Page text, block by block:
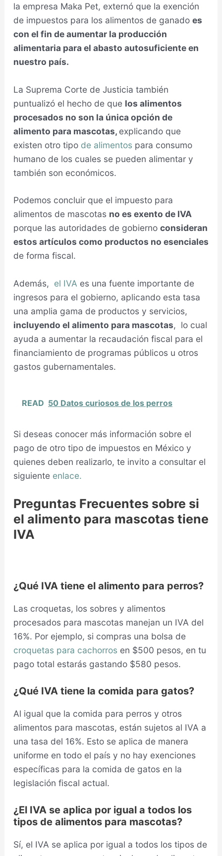
la empresa Maka Pet, externó que la exención
de impuestos para los alimentos de ganado es
con el fin de aumentar la producción
alimentaria para el abasto autosuficiente en
nuestro país.
La Suprema Corte de Justicia también
puntualizó el hecho de que los alimentos
procesados no son la única opción de
alimento para mascotas, explicando que
existen otro tipo de alimentos para consumo
humano de los cuales se pueden alimentar y
también son económicos.
Podemos concluir que el impuesto para
alimentos de mascotas no es exento de IVA
porque las autoridades de gobierno consideran
estos artículos como productos no esenciales
de forma fiscal.
Además, el IVA es una fuente importante de
ingresos para el gobierno, aplicando esta tasa
una amplia gama de productos y servicios,
incluyendo el alimento para mascotas, lo cual
ayuda a aumentar la recaudación fiscal para el
financiamiento de programas públicos u otros
gastos gubernamentales.
READ 50 Datos curiosos de los perros
Si deseas conocer más información sobre el
pago de otro tipo de impuestos en México y
quienes deben realizarlo, te invito a consultar el
siguienteenlace.
Preguntas Frecuentes sobre si
el alimento para mascotas tiene
IVA
¿Qué IVA tiene el alimento para perros?
Las croquetas, los sobres y alimentos
procesados para mascotas manejan un IVA del
16%. Por ejemplo, si compras una bolsa de
croquetas para cachorros en $500 pesos, en tu
pago total estarás gastando $580 pesos.
¿Qué IVA tiene la comida para gatos?
Al igual que la comida para perros y otros
alimentos para mascotas, están sujetos al IVA a
una tasa del 16%. Esto se aplica de manera
uniforme en todo el país y no hay exenciones
específicas para la comida de gatos en la
legislación fiscal actual.
¿El IVA se aplica por igual a todos los
tipos de alimentos para mascotas?
Sí, el IVA se aplica por igual a todos los tipos de